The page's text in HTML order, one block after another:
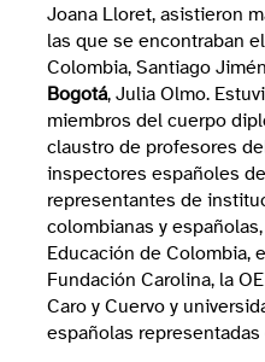
Joana Lloret, asistieron
las que se encontraban el
Colombia, Santiago
Bogotá, Julia Olmo.
miembros del cuerpo
claustro de profesores
inspectores españoles
representantes de
colombianas y
Educación de Colombia,
Fundación Carolina, la
Caro y Cuervo y
españolas representadas